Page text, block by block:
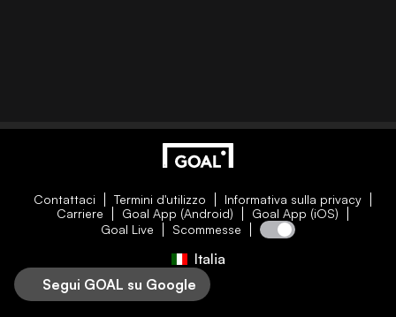
Contattaci Termini d'utilizzo
Informativa sulla privacy
Carriere
Goal App (Android)
Goal App (iOS)
Goal Live
Scommesse
Italia
Segui GOAL su Google